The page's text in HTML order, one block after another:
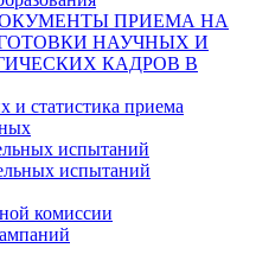
ПРИЕМА НА
НАУЧНЫХ И
КАДРОВ В
статистика приема
испытаний
испытаний
комиссии